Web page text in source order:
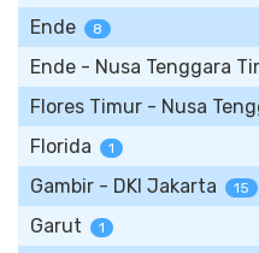
Ende 8
Ende - Nusa Tenggara
Flores Timur - Nusa
Florida 1
Gambir - DKI Jakarta 15
Garut 1